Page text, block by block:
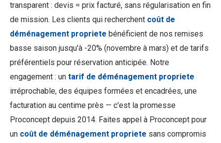
transparent : devis = prix facturé, sans régularisation en fin
de mission. Les clients qui recherchent coût de
déménagement propriete bénéficient de nos remises
basse saison jusqu'à -20% (novembre à mars) et de tarifs
préférentiels pour réservation anticipée. Notre
engagement : un tarif de déménagement propriete
irréprochable, des équipes formées et encadrées, une
facturation au centime près — c'est la promesse
Proconcept depuis 2014. Faites appel à Proconcept pour
un coût de déménagement propriete sans compromis